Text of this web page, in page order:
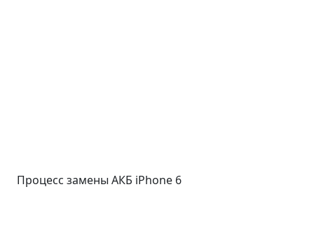
Процесс замены АКБ iPhone 6